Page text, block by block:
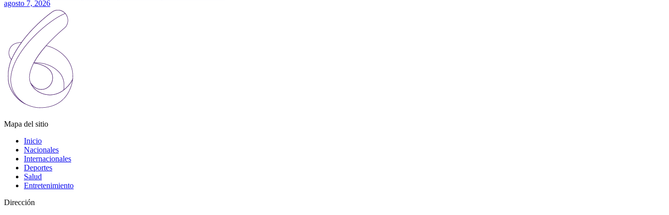
agosto 7, 2026
Mapa del sitio
Inicio
Nacionales
Internacionales
Deportes
Salud
Entretenimiento
Dirección